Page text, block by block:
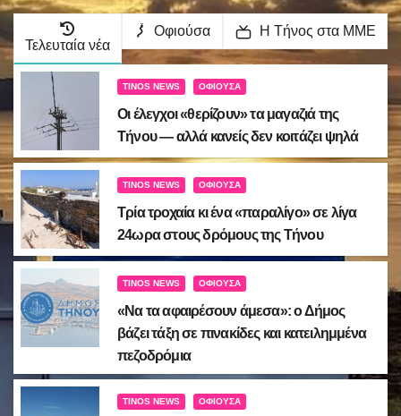
Τελευταία νέα
Οφιούσα Η Τήνος στα ΜΜΕ
TINOS NEWS ΟΦΙΟΎΣΑ
Οι έλεγχοι «θερίζουν» τα μαγαζιά της
Τήνου — αλλά κανείς δεν κοιτάζει ψηλά
TINOS NEWS ΟΦΙΟΎΣΑ
Τρία τροχαία κι ένα «παραλίγο» σε λίγα
24ωρα στους δρόμους της Τήνου
TINOS NEWS ΟΦΙΟΎΣΑ
«Να τα αφαιρέσουν άμεσα»: ο Δήμος
βάζει τάξη σε πινακίδες και κατειλημμένα
πεζοδρόμια
TINOS NEWS ΟΦΙΟΎΣΑ